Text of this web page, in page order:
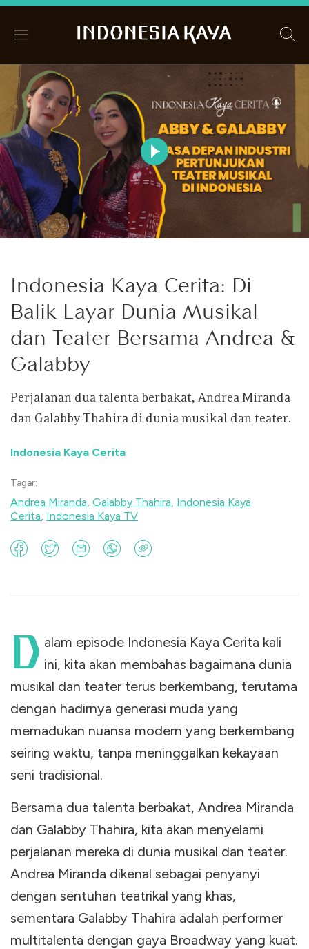
Indonesia Kaya Cerita: Di
Balik Layar Dunia Musikal
dan Teater Bersama Andrea &
Galabby
Perjalanan dua talenta berbakat, Andrea Miranda
dan Galabby Thahira di dunia musikal dan teater.
Indonesia Kaya Cerita
Tagar:
Andrea Miranda, Galabby Thahira, Indonesia Kaya
Cerita, Indonesia Kaya TV
D alam episode Indonesia Kaya Cerita kali
ini, kita akan membahas bagaimana dunia
musikal dan teater terus berkembang, terutama
dengan hadirnya generasi muda yang
memadukan nuansa modern yang berkembang
seiring waktu, tanpa meninggalkan kekayaan
seni tradisional.
Bersama dua talenta berbakat, Andrea Miranda
dan Galabby Thahira, kita akan menyelami
perjalanan mereka di dunia musikal dan teater.
Andrea Miranda dikenal sebagai penyanyi
dengan sentuhan teatrikal yang khas,
sementara Galabby Thahira adalah performer
multitalenta dengan gaya Broadway yang kuat.